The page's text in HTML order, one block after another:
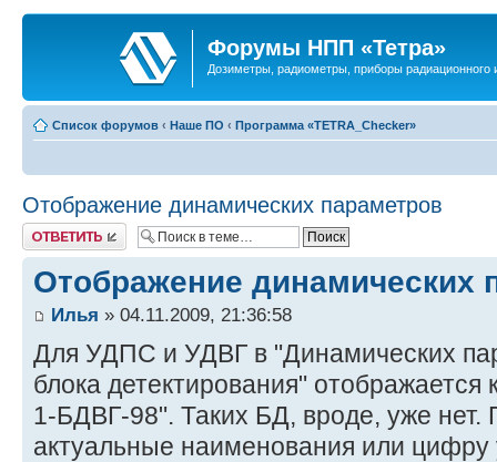
Форумы НПП «Тетра»
Дозиметры, радиометры, приборы радиационного
Список форумов ‹ Наше ПО ‹ Программа «TETRA_Checker»
Отображение динамических параметров
Ответить
Отображение динамических
Илья » 04.11.2009, 21:36:58
Для УДПС и УДВГ в "Динамических
блока детектирования"
1-БДВГ-98". Таких БД, вроде, уже нет.
актуальные наименования или цифру